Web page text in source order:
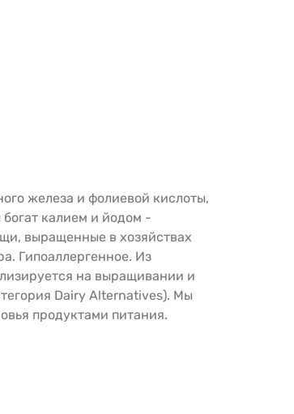
железа и фолиевой кислоты,
калием и йодом -
выращенные в хозяйствах
Гипоаллергенное. Из
на выращивании и
Dairy Alternatives). Мы
продуктами питания.